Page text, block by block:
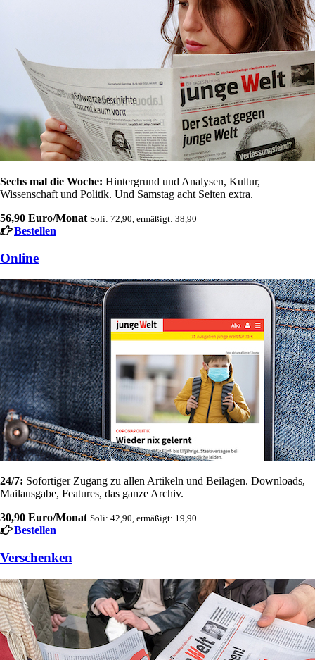
Sechs mal die Woche: Hintergrund und Analysen, Kultur,
Wissenschaft und Politik. Und Samstag acht Seiten extra.
56,90 Euro/Monat Soli: 72,90, ermäßigt: 38,90
Bestellen
Online
24/7: Sofortiger Zugang zu allen Artikeln und Beilagen. Downloads,
Mailausgabe, Features, das ganze Archiv.
30,90 Euro/Monat Soli: 42,90, ermäßigt: 19,90
Bestellen
Verschenken